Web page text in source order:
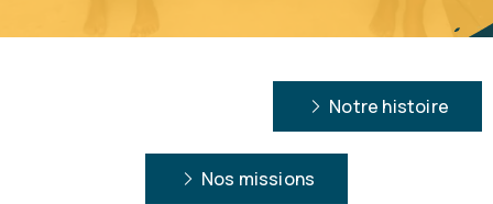
Notre histoire
Nos missions